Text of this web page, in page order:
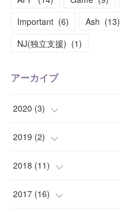
Important (6) Ash (13)
NJ(独立支援) (1)
アーカイブ
2020 (3)
(1
( 1)
(1)
2019 (2)
( 1)
(1)
2018 (11)
(2)
2017 (16)